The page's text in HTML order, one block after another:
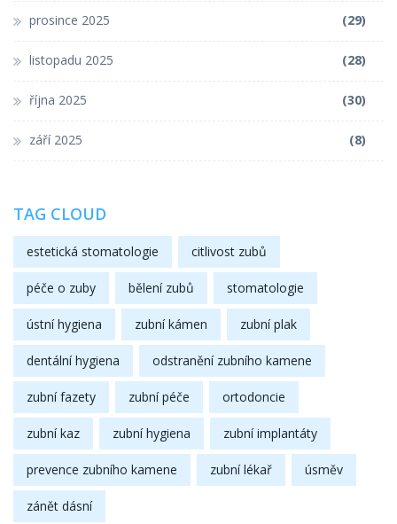
prosince 2025 (29)
listopadu 2025 (28)
října 2025 (30)
září 2025 (8)
TAG CLOUD
estetická stomatologie citlivost zubů
péče o zuby bělení zubů stomatologie
ústní hygiena zubní kámen zubní plak
dentální hygiena odstranění zubního kamene
zubní fazety zubní péče ortodoncie
zubní kaz zubní hygiena zubní implantáty
prevence zubního kamene zubní lékař úsměv
zánět dásní